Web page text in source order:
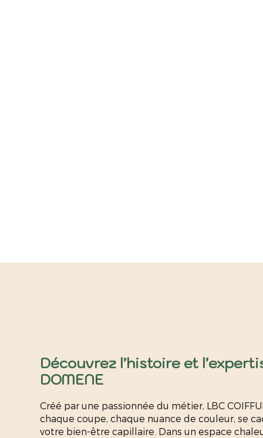
Découvrez l’histoire et
DOMENE
Créé par une passionnée du métier, LBC
chaque coupe, chaque nuance de couleur, se
votre bien-être capillaire. Dans un espace